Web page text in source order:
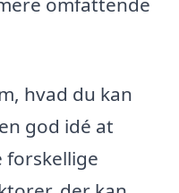
hvad du kan
god idé at